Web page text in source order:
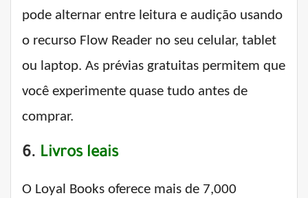
pode alternar entre leitura e audição usando
o recurso Flow Reader no seu celular, tablet
ou laptop. As prévias gratuitas permitem que
você experimente quase tudo antes de
comprar.
6. Livros leais
O Loyal Books oferece mais de 7,000